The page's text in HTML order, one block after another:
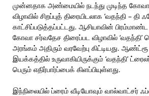
முன்னதாக அண்மையில் நடந்து முடிந்த
விழாவில் சிறப்புத் திரையிடலாக ‘வதந்தி –
காட்சிப்படுத்தப்பட்டது. ஆசியாவின்
கோவா சர்வதேச திரைப்பட விழாவில் ‘வதந்தி’
அரங்கம் அதிரும் வரவேற்பு கிட்டியது. ஆண்ட்ரூ
இயக்கத்தில் உருவாகியிருக்கும் ‘வதந்தி’
பெரும் எதிர்பார்ப்பைக் கிளப்பியுள்ளது.
இந்நிலையில் ப்ரைம் வீடியோவும் வால்வாட்சர்